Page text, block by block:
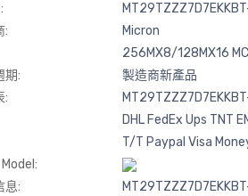
:
Micron
256MX8/128MX16
期:
製造商新產品
:
DHL FedEx Ups TNT
T/T Paypal Visa
Model:
息: